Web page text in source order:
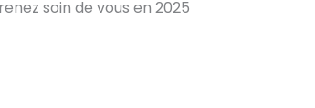
soin de vous en 2025